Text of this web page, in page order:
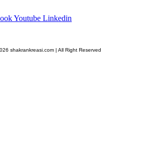
Youtube Linkedin
shakrankreasi.com | All Right Reserved